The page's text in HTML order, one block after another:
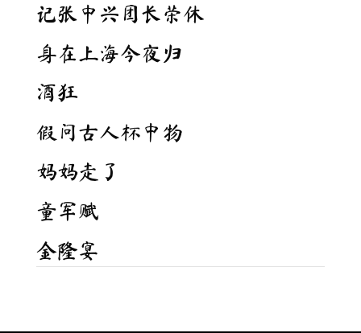
记张中兴团长荣休
身在上海今夜归
酒狂
假问古人杯中物
妈妈走了
童军赋
金隆宴